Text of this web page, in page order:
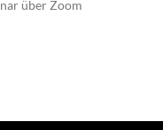
über Zoom